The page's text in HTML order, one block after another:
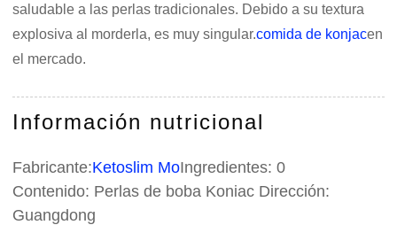
saludable a las perlas tradicionales. Debido a su textura
explosiva al morderla, es muy singular.comida de konjacen
el mercado.
Información nutricional
Fabricante:Ketoslim MoIngredientes: 0
Contenido: Perlas de boba Koniac Dirección:
Guangdong